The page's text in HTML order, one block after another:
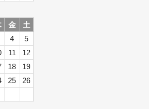
金
土
4
5
11
12
18
19
25
26